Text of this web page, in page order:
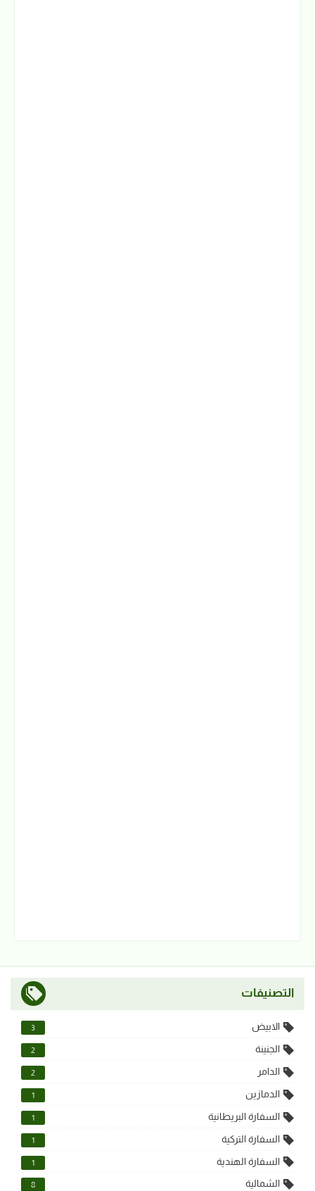
التصنيفات
الابيض 3
الجنينة 2
الدامر 2
الدمازين 1
السفارة البريطانية 1
السفارة التركية 1
السفارة الهندية 1
الشمالية 8